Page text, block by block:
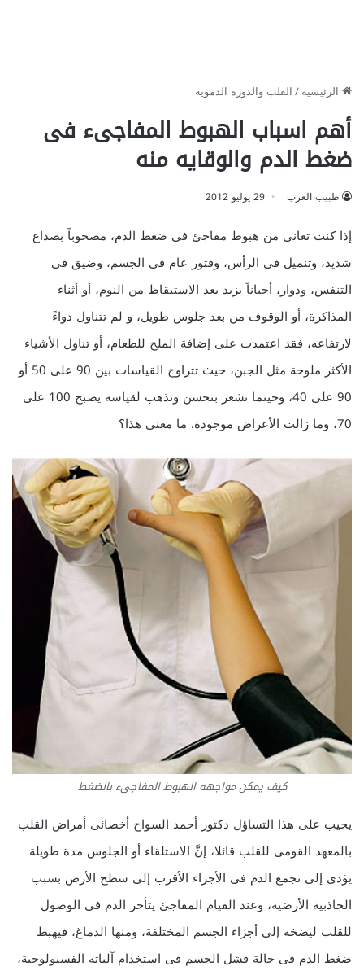
الرئيسية/القلب والدورة الدموية
أهم اسباب الهبوط المفاجىء فى
ضغط الدم والوقايه منه
طبيب العرب 29 يوليو 2012
إذا كنت تعانى من هبوط مفاجئ فى ضغط الدم، مصحوباً بصداع
شديد، وتنميل فى الرأس، وفتور عام فى الجسم، وضيق فى
التنفس، ودوار، أحياناً يزيد بعد الاستيقاظ من النوم، أو أثناء
المذاكرة، أو الوقوف من بعد جلوس طويل، و لم تتناول دواءً
لارتفاعه، فقد اعتمدت على إضافة الملح للطعام، أو تناول الأشياء
الأكثر ملوحة مثل الجبن، حيث تتراوح القياسات بين 90 على 50 أو
90 على 40، وحينما تشعر بتحسن وتذهب لقياسه يصبح 100 على
70، وما زالت الأعراض موجودة. ما معنى هذا؟
كيف يمكن مواجهه الهبوط المفاجىء بالضغط
يجيب على هذا التساؤل دكتور أحمد السواح أخصائى أمراض القلب
بالمعهد القومى للقلب قائلا، إنَّ الاستلقاء أو الجلوس مدة طويلة
يؤدى إلى تجمع الدم فى الأجزاء الأقرب إلى سطح الأرض بسبب
الجاذبية الأرضية، وعند القيام المفاجئ يتأخر الدم فى الوصول
للقلب ليضخه إلى أجزاء الجسم المختلفة، ومنها الدماغ، فيهبط
ضغط الدم فى حالة فشل الجسم فى استخدام آلياته الفسيولوجية،